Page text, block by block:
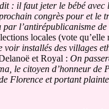
: il faut jeter le bébé
congrès pour et le
l’antirépublicanisme de
locales (vote qu’elle
installés des villages
et Royal : On
le citoyen d’honneur
Florence et portant